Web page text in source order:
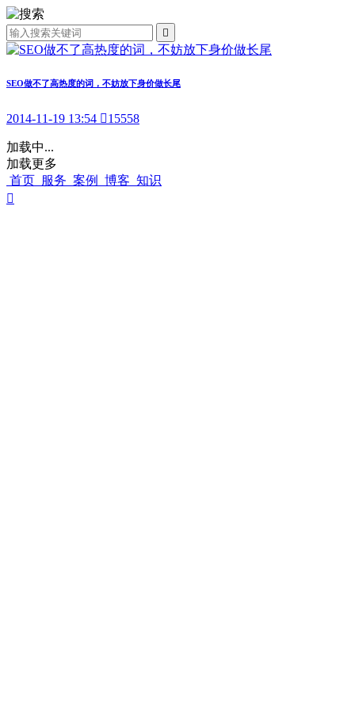

SEO做不了高热度的词，不妨放下身价做长尾
2014-11-19 13:54 15558
加载中...
加载更多
首页 服务 案例 博客 知识
